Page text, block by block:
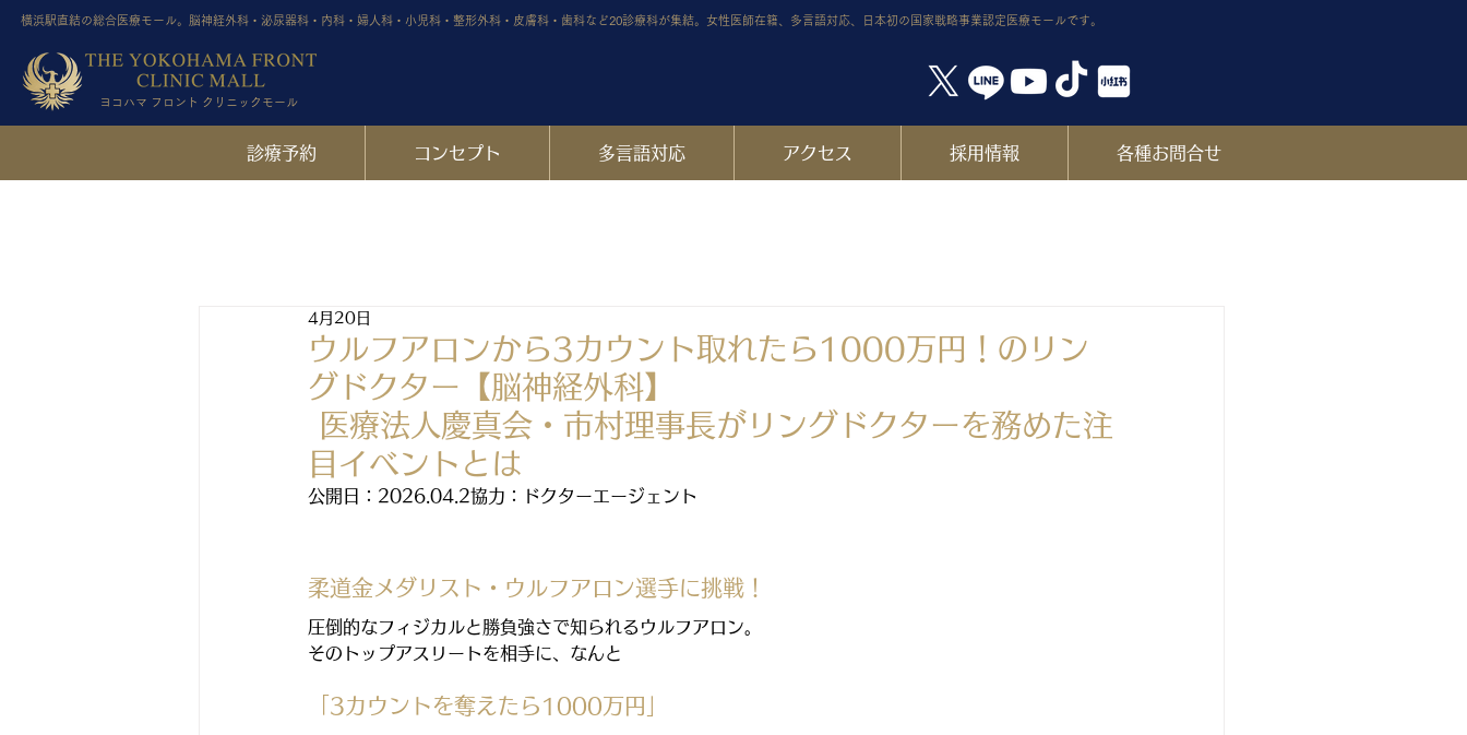
横浜駅直結の総合医療モール。脳神経外科・泌尿器科・内科・婦人科・小児科・整形外科・皮膚科・歯科など20診療科が集結。女性医師在籍、多言語対応、日本初の国家戦略事業認定医療モールです。
ヨコハマ フロント クリニックモール
診療予約 コンセプト 多言語対応 アクセス 採用情報 各種お問合せ
ウルフアロンから3カウント取れたら1000万円！のリン
グドクター【脳神経外科】
4月20日
目イベントとは
公開日：2026.04.2協力：ドクターエージェント
柔道金メダリスト・ウルフアロン選手に挑戦！
圧倒的なフィジカルと勝負強さで知られるウルフアロン。
そのトップアスリートを相手に、なんと
「3カウントを奪えたら1000万円」